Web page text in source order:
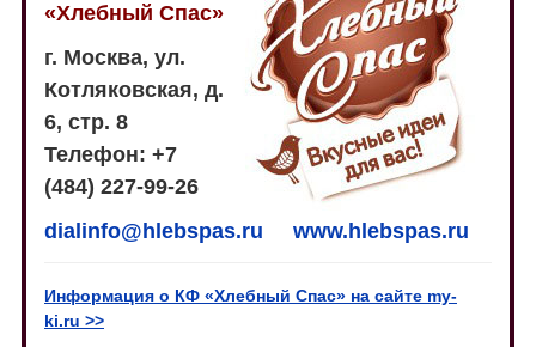
«Хлебный Спас»
г. Москва, ул.
Котляковская, д.
6, стр. 8
Телефон: +7
(484) 227-99-26
dialinfo@hlebspas.ru
www.hlebspas.ru
Информация о КФ «Хлебный Спас» на сайте my-
ki.ru >>